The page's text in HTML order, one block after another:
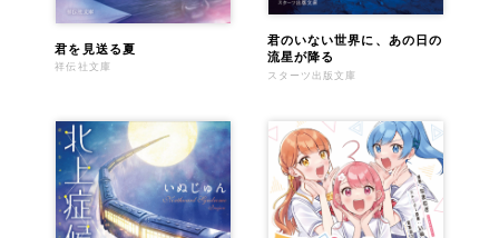
君を見送る夏
祥伝社文庫
君のいない世界に、あの日の
流星が降る
スターツ出版文庫